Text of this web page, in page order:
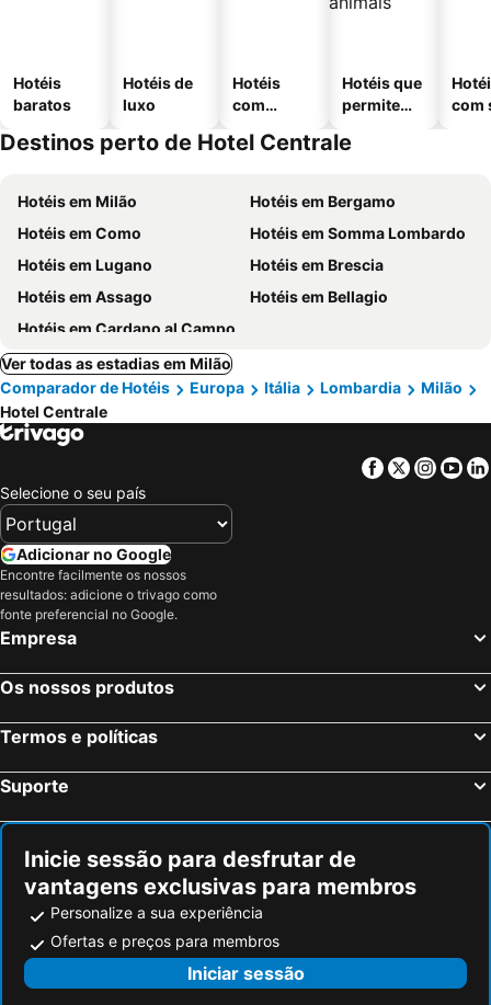
Hotéis
baratos
Hotéis de
luxo
Hotéis
com
Hotéis que
permitem
com
Destinos perto de Hotel Centrale
Hotéis em Milão
Hotéis em Bergamo
Hotéis em Como
Hotéis em Somma Lombardo
Hotéis em Lugano
Hotéis em Brescia
Hotéis em Assago
Hotéis em Bellagio
Hotéis em Cardano al Campo
Ver todas as estadias em Milão
Comparador de Hotéis
Europa Itália Lombardia
Milão
Hotel Centrale
Facebook
Twitter
Selecione o seu país
Adicionar no Google
Encontre facilmente os nossos
resultados: adicione o trivago como
fonte preferencial no Google.
Empresa
Os nossos produtos
Termos e políticas
Suporte
Inicie sessão para desfrutar de
vantagens exclusivas para membros
Personalize a sua experiência
Ofertas e preços para membros
Iniciar sessão